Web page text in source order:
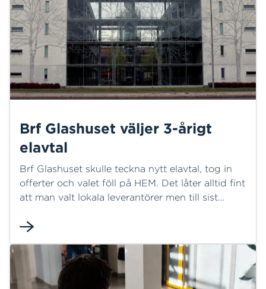
Brf Glashuset väljer 3-årigt
elavtal
Brf Glashuset skulle teckna nytt elavtal, tog in
offerter och valet föll på HEM. Det låter alltid fint
att man valt lokala leverantörer men till sist